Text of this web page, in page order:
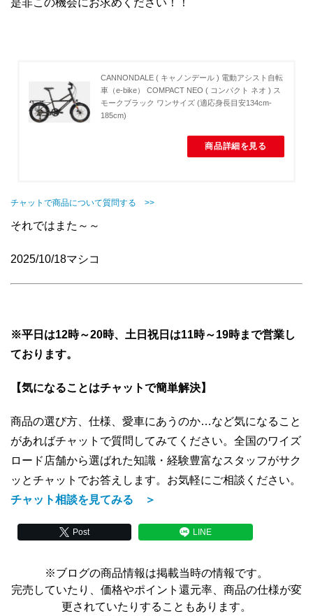
CANNONDALE ( キャノンデール ) 電動アシスト自転
車（e-bike） COMPACT NEO ( コンパクト ネオ ) ス
モークブラック ワンサイズ (適応身長目安134cm-
185cm)
商品詳細を見る
チャットで商品について質問する >>
それではまた～～
2025/10/18マシコ
※平日は12時～20時、土日祝日は11時～19時まで営業し
ております。
【気になることはチャットで簡単解決】
商品の選び方、仕様、愛車にあうのか…など気になること
があればチャットで質問してみてください。全国のワイズ
ロード店舗から選ばれた知識・経験豊富なスタッフがサク
ッとチャットでお答えします。お気軽にご相談ください。
チャット相談を見てみる ＞
Post LINE
※ブログの商品情報は掲載当時の情報です。
完売していたり、価格やポイント還元率、商品の仕様が変
更されていたりすることもあります。